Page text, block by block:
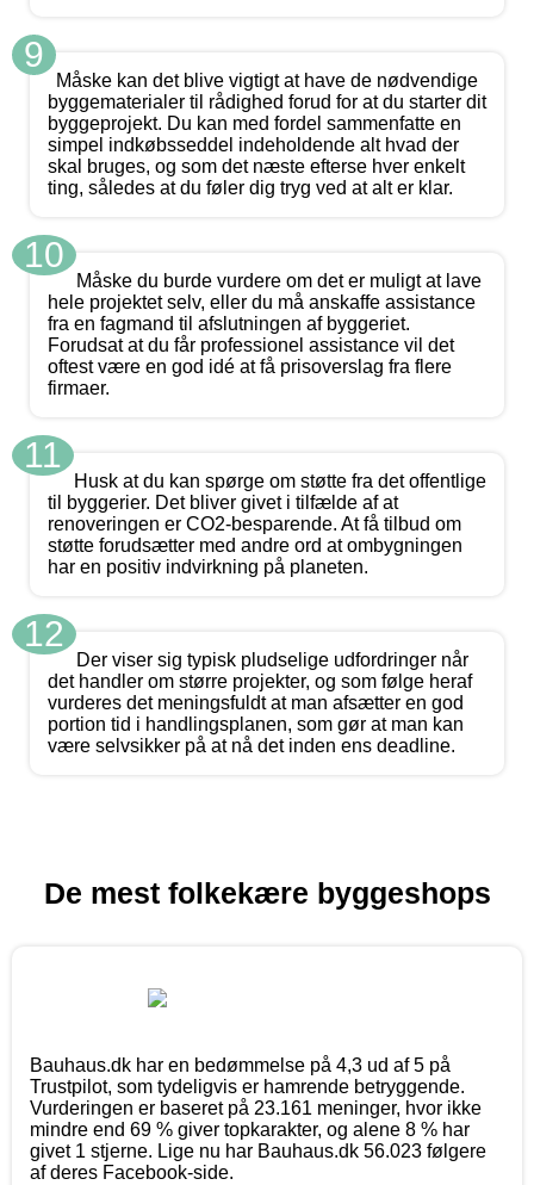
9
Måske kan det blive vigtigt at have de nødvendige
byggematerialer til rådighed forud for at du starter dit
byggeprojekt. Du kan med fordel sammenfatte en
simpel indkøbsseddel indeholdende alt hvad der
skal bruges, og som det næste efterse hver enkelt
ting, således at du føler dig tryg ved at alt er klar.
10
Måske du burde vurdere om det er muligt at lave
hele projektet selv, eller du må anskaffe assistance
fra en fagmand til afslutningen af byggeriet.
Forudsat at du får professionel assistance vil det
oftest være en god idé at få prisoverslag fra flere
firmaer.
11
Husk at du kan spørge om støtte fra det offentlige
til byggerier. Det bliver givet i tilfælde af at
renoveringen er CO2-besparende. At få tilbud om
støtte forudsætter med andre ord at ombygningen
har en positiv indvirkning på planeten.
12
Der viser sig typisk pludselige udfordringer når
det handler om større projekter, og som følge heraf
vurderes det meningsfuldt at man afsætter en god
portion tid i handlingsplanen, som gør at man kan
være selvsikker på at nå det inden ens deadline.
De mest folkekære byggeshops
Bauhaus.dk har en bedømmelse på 4,3 ud af 5 på
Trustpilot, som tydeligvis er hamrende betryggende.
Vurderingen er baseret på 23.161 meninger, hvor ikke
mindre end 69 % giver topkarakter, og alene 8 % har
givet 1 stjerne. Lige nu har Bauhaus.dk 56.023 følgere
af deres Facebook-side.